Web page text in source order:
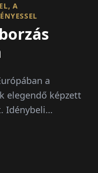
A
a
elegendő képzett
Idénybeli